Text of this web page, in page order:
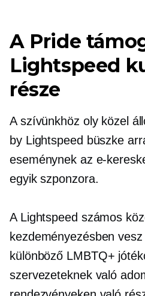
A Pride
Lightspeed
része
A szívünkhöz oly közel
by Lightspeed büszke
eseménynek az e-
egyik szponzora.
A Lightspeed számos
kezdeményezésben
különböző LMBTQ+
szervezeteknek való